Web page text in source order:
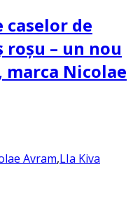
caselor de
– un nou
Nicolae
Avram,LIa Kiva